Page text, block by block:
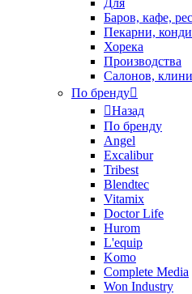
Для
Баров, кафе,
Пекарни,
Хорека
Производства
Салонов,
По бренду
Назад
По бренду
Angel
Excalibur
Tribest
Blendtec
Vitamix
Doctor Life
Hurom
L'equip
Komo
Complete Media
Won Industry